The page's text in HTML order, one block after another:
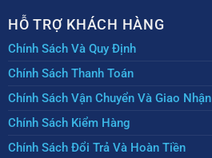
HỖ TRỢ KHÁCH HÀNG
Chính Sách Và Quy Định
Chính Sách Thanh Toán
Chính Sách Vận Chuyển Và Giao Nhận
Chính Sách Kiểm Hàng
Chính Sách Đổi Trả Và Hoàn Tiền